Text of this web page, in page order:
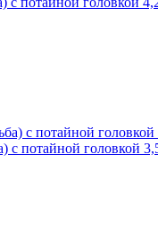
с потайной головкой